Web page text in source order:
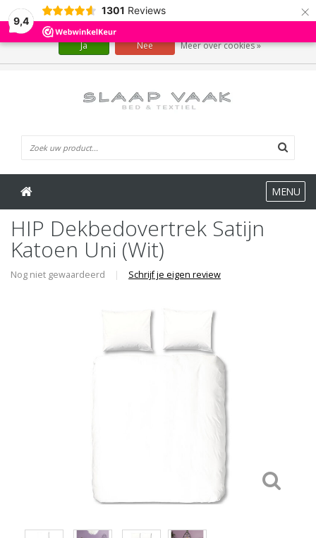
9,4
1301 Reviews ×
MENU
HIP Dekbedovertrek Satijn
Katoen Uni (Wit)
Nog niet gewaardeerd | Schrijf je eigen review
Wij slaan cookies op om onze website te verbeteren. Is dat akkoord?
Ja Nee Meer over cookies »